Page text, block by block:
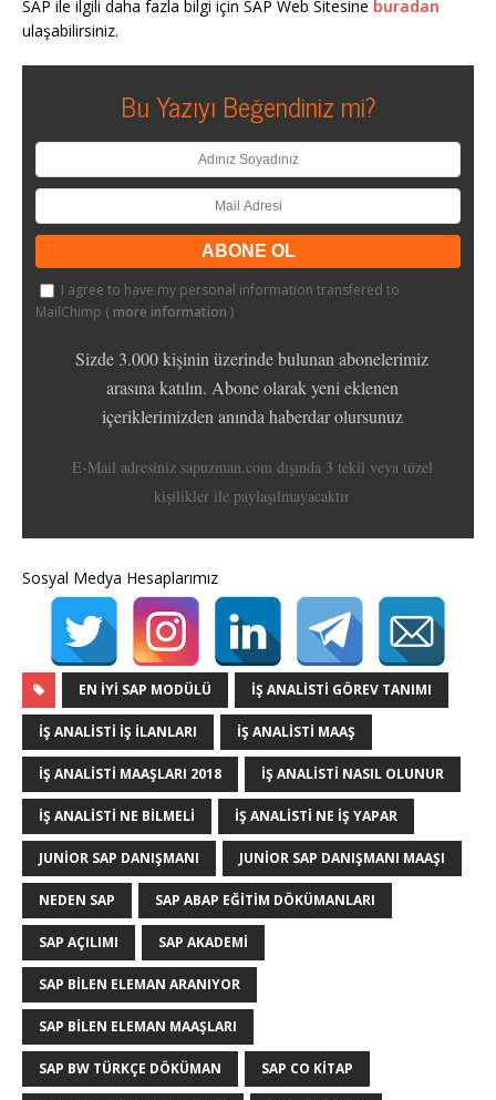
SAP ile ilgili daha fazla bilgi için SAP Web Sitesine buradan
ulaşabilirsiniz.
Bu Yazıyı Beğendiniz mi?
I agree to have my personal information transfered to
MailChimp ( more information )
Sizde 3.000 kişinin üzerinde bulunan abonelerimiz
arasına katılın. Abone olarak yeni eklenen
içeriklerimizden anında haberdar olursunuz
E-Mail adresiniz sapuzman.com dışında 3 tekil veya tüzel
kişilikler ile paylaşılmayacaktır
Sosyal Medya Hesaplarımız
EN IYI SAP MODÜLÜ IŞ ANALISTI GÖREV TANIMI
IŞ ANALISTI IŞ ILANLARI IŞ ANALISTI MAAŞ
IŞ ANALISTI MAAŞLARI 2018 IŞ ANALISTI NASIL OLUNUR
IŞ ANALISTI NE BILMELI IŞ ANALISTI NE IŞ YAPAR
JUNIOR SAP DANIŞMANI JUNIOR SAP DANIŞMANI MAAŞI
NEDEN SAP SAP ABAP EĞITIM DÖKÜMANLARI
SAP AÇILIMI SAP AKADEMI
SAP BILEN ELEMAN ARANIYOR
SAP BILEN ELEMAN MAAŞLARI
SAP BW TÜRKÇE DÖKÜMAN SAP CO KITAP